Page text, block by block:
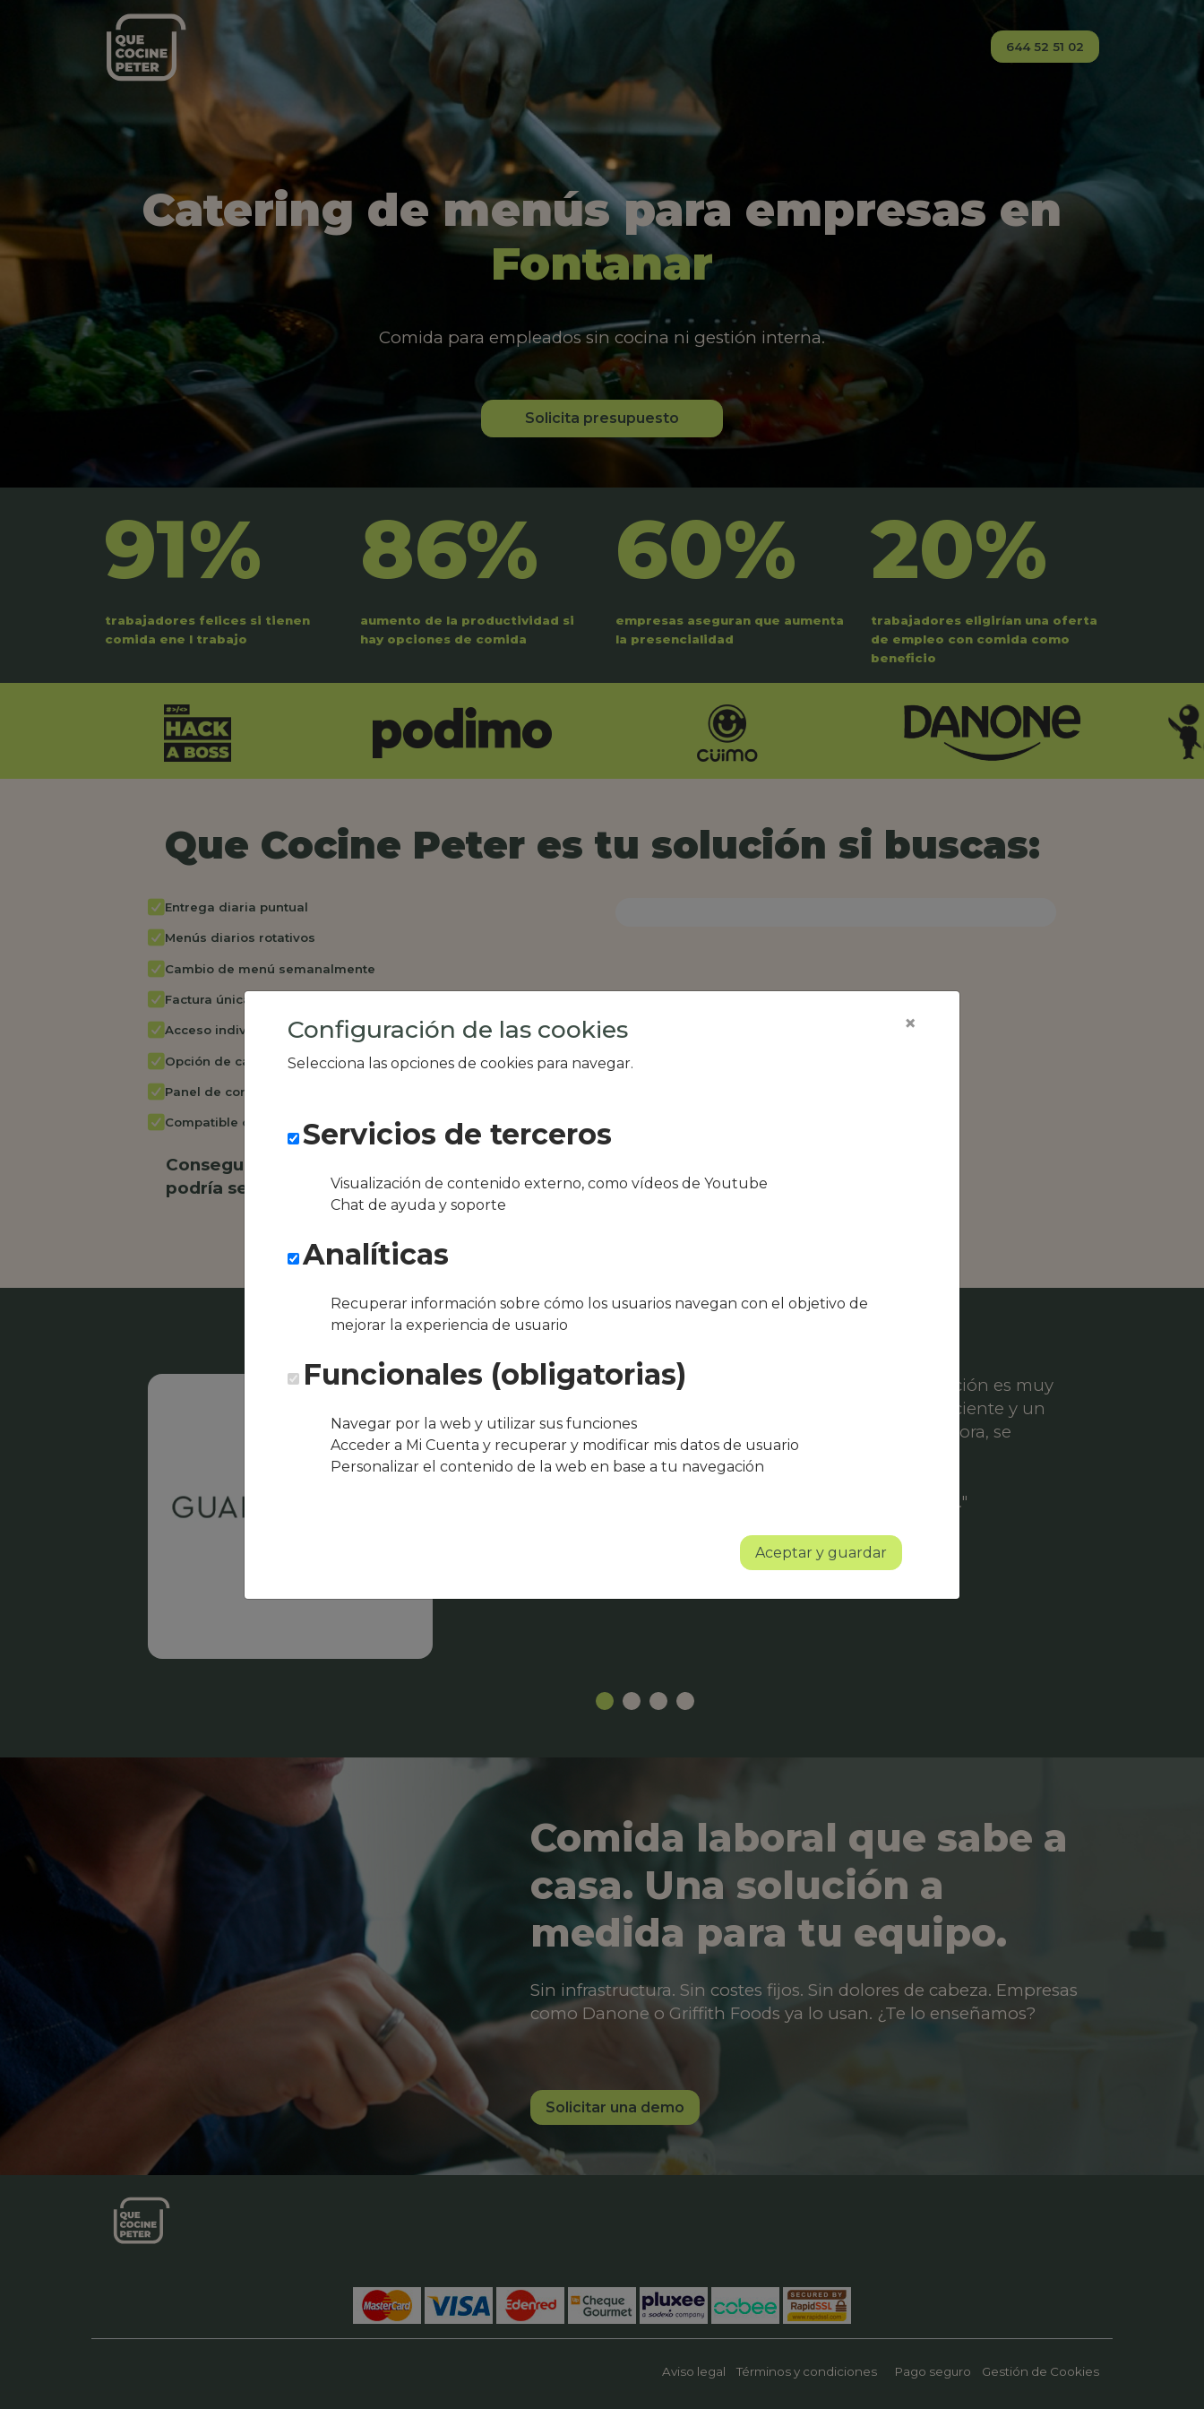
644 52 51 02
Catering de menús para empresas en
Fontanar
Comida para empleados sin cocina ni gestión interna.
Solicita presupuesto
91%
trabajadores felices si tienen
comida ene l trabajo
86%
aumento de la productividad si
hay opciones de comida
60%
empresas aseguran que aumenta
la presencialidad
20%
trabajadores eligirían una oferta
de empleo con comida como
beneficio
Que Cocine Peter es tu solución si buscas:
Entrega diaria puntual
Menús diarios rotativos
Cambio de menú semanalmente
Factura única
Acceso individual empleados
Opción de catering
Panel de control RR.HH
Compatible con equipos híbridos
Conseguimos la oferta local de tu zona, como
podría ser Work Supermercado Oso o pino de
bienvenida
"Después de varios meses con el servicio, el nivel de satisfacción es muy
bueno. El equipo de Que Cocine Peter ofrece un servicio eficiente y un
trato excelente, siempre atentos a cualquier solicitud de mejora, se
agradece su entusiasmo, dedicación y profesionalidad.
Sin lugar a dudas se trata de un proyecto con mucho futuro."
Albert Torné - HR Manager Guarro Casas
Comida laboral que sabe a
casa. Una solución a
medida para tu equipo.
Sin infrastructura. Sin costes fijos. Sin dolores de cabeza. Empresas
como Danone o Griffith Foods ya lo usan. ¿Te lo enseñamos?
Solicitar una demo
Aviso legal Términos y condiciones Pago seguro Gestión de Cookies
Configuración de las cookies
Selecciona las opciones de cookies para navegar.
×
Servicios de terceros
Visualización de contenido externo, como vídeos de Youtube
Chat de ayuda y soporte
Analíticas
Recuperar información sobre cómo los usuarios navegan con el objetivo de
mejorar la experiencia de usuario
Funcionales (obligatorias)
Navegar por la web y utilizar sus funciones
Acceder a Mi Cuenta y recuperar y modificar mis datos de usuario
Personalizar el contenido de la web en base a tu navegación
Aceptar y guardar